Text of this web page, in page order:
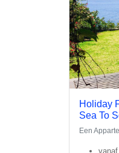
Holiday
Sea To
Een
vanaf